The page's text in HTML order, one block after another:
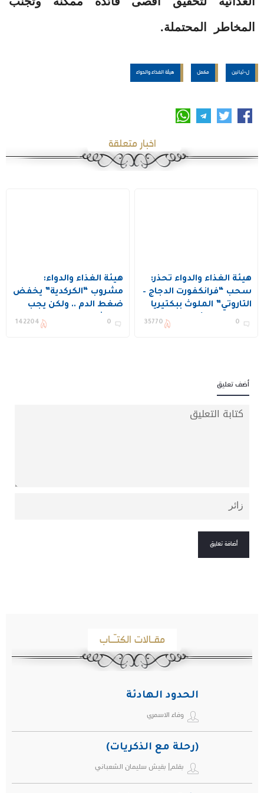
المخاطر المحتملة.
ل-ثيانين مكمل هيئة الغذاء والدواء
اخبار متعلقة
هيئة الغذاء والدواء تحذر:
سحب “فرانكفورت الدجاج –
التاروتي” الملوث ببكتيريا
خطيرة من الأسواق
0
35770
هيئة الغذاء والدواء:
مشروب “الكركدية” يخفض
ضغط الدم .. ولكن يجب
استشارة الطبيب
0
142204
أضف تعليق
مقـالات الكتـّـاب
الحدود الهادئة
وفاء الاسمري
(رحلة مع الذكريات)
بقلم| بقيش سليمان الشعباني